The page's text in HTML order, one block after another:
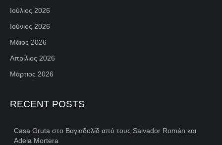
Ιούλιος 2026
Ιούνιος 2026
Μάιος 2026
Απρίλιος 2026
Μάρτιος 2026
RECENT POSTS
Casa Gruta στο Βαγιαδολίδ από τους Salvador Román και
Adela Mortera